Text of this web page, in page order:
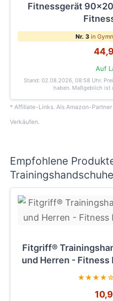
Fitnessgerät
Nr. 3in
Auf
Stand: 02.08.2026, 08:58 Uhr.
haben. Maßgeblich ist
* Affiliate-Links. Als Amazon-
Verkäufen.
Empfohlene
Fitgriff®
und Herren - Fitness